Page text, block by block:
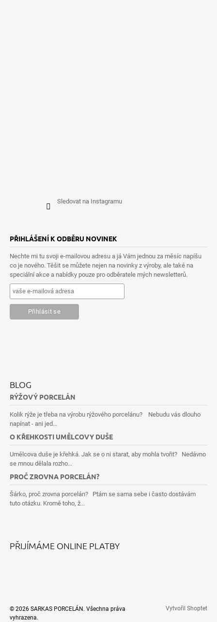
Sledovat na Instagramu
PŘIHLÁŠENÍ K ODBĚRU NOVINEK
Nechte mi tu svoji e-mailovou adresu a já Vám jednou za měsíc napíšu
co je nového. Těšit se můžete nejen na novinky z výroby, ale také na
speciální akce a nabídky pouze pro odběratele mých newsletterů.
BLOG
RÝŽOVÝ PORCELÁN
Kolik rýže je třeba na výrobu rýžového porcelánu? Nebudu vás dlouho
napínat - ani jed...
O KŘEHKOSTI UMĚLCOVY DUŠE
Umělcova duše je křehká. Jak se o ni starat, aby mohla tvořit? Nedávno
se mnou dělala rozho...
PROČ ZROVNA PORCELÁN?
Šárko, proč zrovna porcelán? Ptám se sama sebe i často dostávám
tuto otázku. Kromě toho, ž...
PŘIJÍMÁME ONLINE PLATBY
Vytvořil Shoptet
© 2026 SARKAS PORCELÁN. Všechna práva
vyhrazena.